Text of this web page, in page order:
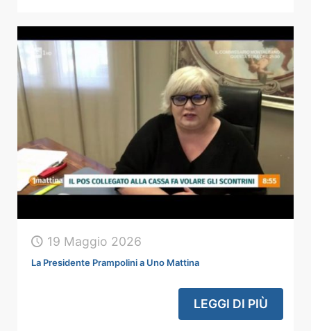
19 Maggio 2026
La Presidente Prampolini a Uno Mattina
LEGGI DI PIÙ